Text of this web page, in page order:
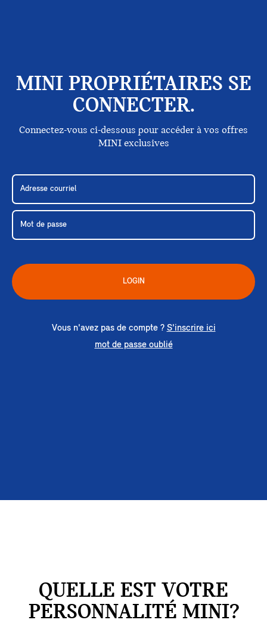
MINI PROPRIÉTAIRES SE
CONNECTER.
Connectez-vous ci-dessous pour accéder à vos offres
MINI exclusives
LOGIN
Vous n'avez pas de compte ? S'inscrire ici
mot de passe oublié
QUELLE EST VOTRE
PERSONNALITÉ MINI?